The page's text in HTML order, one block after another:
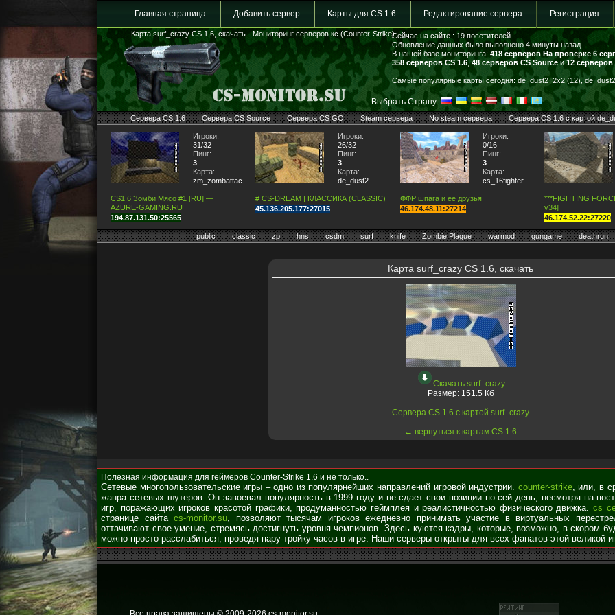
Главная страница Добавить сервер Карты для CS 1.6 Редактирование сервера Регистрация
Карта surf_crazy CS 1.6, скачать - Мониторинг серверов кс (Counter-Strike)
Выбрать Страну:
Сейчас на сайте : 19 посетителей.
Обновление данных было выполнено 4 минуты назад.
В нашей базе мониторинга: 418 серверов На проверке 6
358 серверов CS 1.6,48 серверов CS Sourceи12 серверов
Самые популярные карты сегодня: de_dust2_2x2 (12), de_dust2
Сервера CS 1.6 Сервера CS Source Сервера CS GO Steam сервера No steam сервера Сервера CS 1.6 с картой
Игроки:
31/32
Пинг:
3
Карта:
zm_zombattack
CS1.6 Зомби Мясо #1 [RU] —
AZURE-GAMING.RU
194.87.131.50:25565
Игроки:
26/32
Пинг:
3
Карта:
de_dust2
# CS-DREAM | КЛАССИКА (CLASSIC)
45.136.205.177:27015
Игроки:
0/16
Пинг:
3
Карта:
cs_16fighter
ФФР шпага и ее друзья
46.174.48.11:27214
***FIGHTING
v34]
46.174.52.22:27220
public classic zp hns csdm surf knife Zombie Plague warmod gungame deathrun
Карта surf_crazy CS 1.6, скачать
Скачать surf_crazy
Размер: 151.5 Кб
Сервера CS 1.6 с картой surf_crazy
← вернуться к картам CS 1.6
Полезная информация для геймеров Counter-Strike 1.6 и не только..
Сетевые многопользовательские игры – одно из популярнейших направлений игровой индустрии. counter-strike, или, в
жанра сетевых шутеров. Он завоевал популярность в 1999 году и не сдает свои позиции по сей день, несмотря на
игр, поражающих игроков красотой графики, продуманностью геймплея и реалистичностью физического движка.cs
странице сайта cs-monitor.su, позволяют тысячам игроков ежедневно принимать участие в виртуальных
оттачивают свое умение, стремясь достигнуть уровня чемпионов. Здесь куются кадры, которые, возможно, в скором
можно просто расслабиться, проведя пару-тройку часов в игре. Наши серверы открыты для всех фанатов этой великой